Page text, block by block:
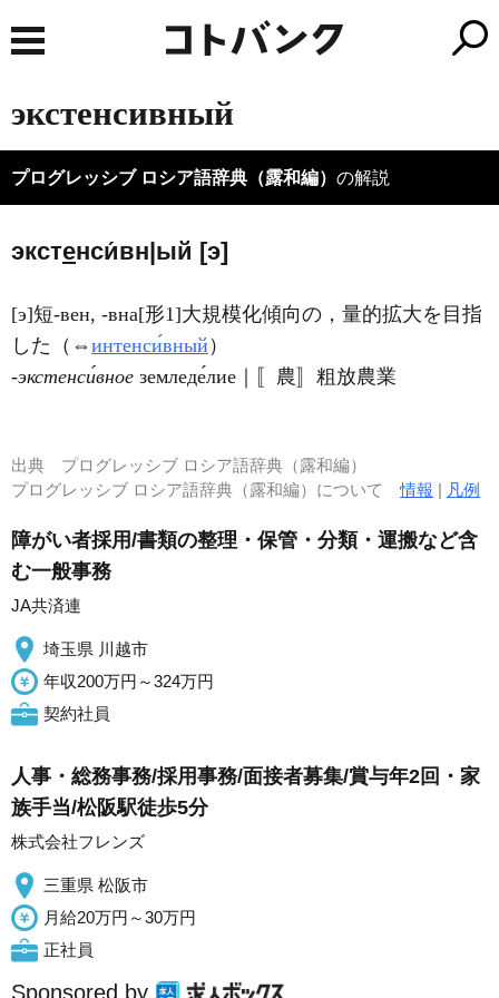
экстенсивный
プログレッシブ ロシア語辞典（露和編） の解説
экстенси́вн|ый [э]
[э]短-вен, -вна[形1]大規模化傾向の，量的拡大を目指
した（⇔интенси́вный ）
‐экстенси́вное земледе́лие｜〚農〛粗放農業
出典 プログレッシブ ロシア語辞典（露和編）
プログレッシブ ロシア語辞典（露和編）について情報 | 凡例
障がい者採用/書類の整理・保管・分類・運搬など含
む一般事務
JA共済連
埼玉県 川越市
年収200万円～324万円
契約社員
人事・総務事務/採用事務/面接者募集/賞与年2回・家
族手当/松阪駅徒歩5分
株式会社フレンズ
三重県 松阪市
月給20万円～30万円
正社員
Sponsored by